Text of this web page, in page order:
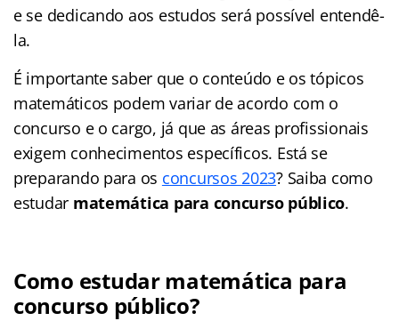
e se dedicando aos estudos será possível entendê-
la.
É importante saber que o conteúdo e os tópicos
matemáticos podem variar de acordo com o
concurso e o cargo, já que as áreas profissionais
exigem conhecimentos específicos. Está se
preparando para os concursos 2023? Saiba como
estudar matemática para concurso público.
Como estudar matemática para
concurso público?